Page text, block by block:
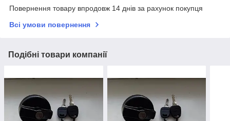
Повернення товару впродовж 14 днів за рахунок покупця
Всі умови повернення
Подібні товари компанії